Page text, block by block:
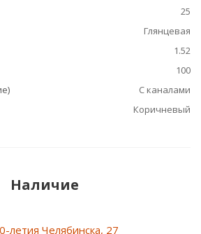
25
Глянцевая
1.52
100
С каналами
Коричневый
Наличие
летия Челябинска, 27